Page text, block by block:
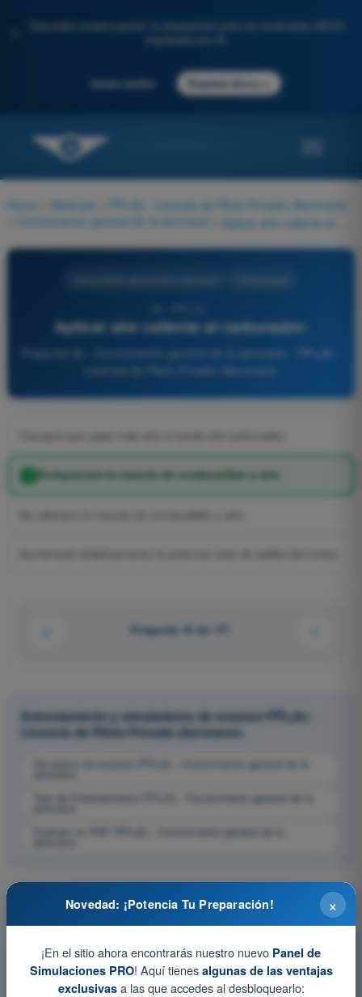
Descubre nuestro portal: tu preparación para los exámenes AESA
Iniciar sesión Empieza ahora
Home Materias
PPL(A) - Licencia de Piloto Privado (Aeronave)
Conocimiento general de la aeronave
Aplicar aire caliente al carburador:
Pregunta 56 - Conocimiento general de la aeronave - PPL(A) -
Enriquecerá la mezcla de combustible y aire.
Pregunta 16 de 171
Entrenamiento y simuladores de examen PPL(A) -
Licencia de Piloto Privado (Aeronave)
Simulacro de examen PPL(A) - Conocimiento general de la
Test de Entrenamiento PPL(A) - Conocimiento general de la
Examen en PDF PPL(A) - Conocimiento general de la
×
Novedad: ¡Potencia Tu Preparación!
¡En el sitio ahora encontrarás nuestro nuevo Panel de
Simulaciones PRO! Aquí tienes algunas de las ventajas
exclusivasa las que accedes al desbloquearlo: